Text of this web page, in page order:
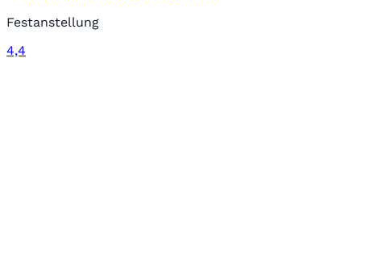
Festanstellung
4,4